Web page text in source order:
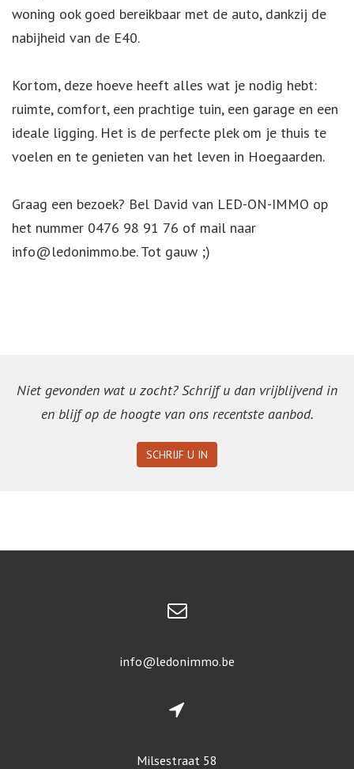
woning ook goed bereikbaar met de auto, dankzij de
nabijheid van de E40.
Kortom, deze hoeve heeft alles wat je nodig hebt:
ruimte, comfort, een prachtige tuin, een garage en een
ideale ligging. Het is de perfecte plek om je thuis te
voelen en te genieten van het leven in Hoegaarden.
Graag een bezoek? Bel David van LED-ON-IMMO op
het nummer 0476 98 91 76 of mail naar
info@ledonimmo.be. Tot gauw ;)
Niet gevonden wat u zocht? Schrijf u dan vrijblijvend in
en blijf op de hoogte van ons recentste aanbod.
SCHRIJF U IN
info@ledonimmo.be
Milsestraat 58